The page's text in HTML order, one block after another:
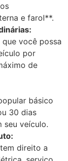
e farol**.
você possa
por
de
básico
30 dias
seu veículo.
direito a